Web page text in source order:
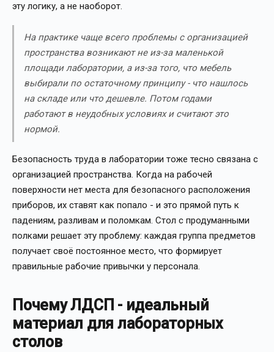
эту логику, а не наоборот.
На практике чаще всего проблемы с организацией
пространства возникают не из-за маленькой
площади лаборатории, а из-за того, что мебель
выбирали по остаточному принципу - что нашлось
на складе или что дешевле. Потом годами
работают в неудобных условиях и считают это
нормой.
Безопасность труда в лаборатории тоже тесно связана с
организацией пространства. Когда на рабочей
поверхности нет места для безопасного расположения
приборов, их ставят как попало - и это прямой путь к
падениям, разливам и поломкам. Стол с продуманными
полками решает эту проблему: каждая группа предметов
получает своё постоянное место, что формирует
правильные рабочие привычки у персонала.
Почему ЛДСП - идеальный
материал для лабораторных
столов